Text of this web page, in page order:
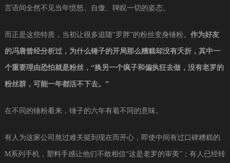
言语间全然不见当年愤怒、自傲、聛睨一切的姿态。
而正是这些特质，当初让很多追随“罗胖”的粉丝变身锤粉。 作为好友
的冯唐曾经分析过，为什么锤子的开局那么糟糕却没有夭折，其中一
个重要理由恐怕就是粉丝，“换另一个疯子和偏执狂去做，没有老罗的
粉丝群，可能一年都活不下去。”
在不同的锤粉看来，锤子的六年有着不同的意味。
有人为这家公司熬过难关挺到现在而开心，即使中间有过口碑糟糕的
M系列手机，塑料手感让他们不敢相信“这是老罗的审美”；有人已经转